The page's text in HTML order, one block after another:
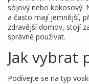
sójový nebo kokosový.
a často mají jemnější,
zdravější domov, stojí
správně používat.
Jak vybrat
Podívejte se na typ